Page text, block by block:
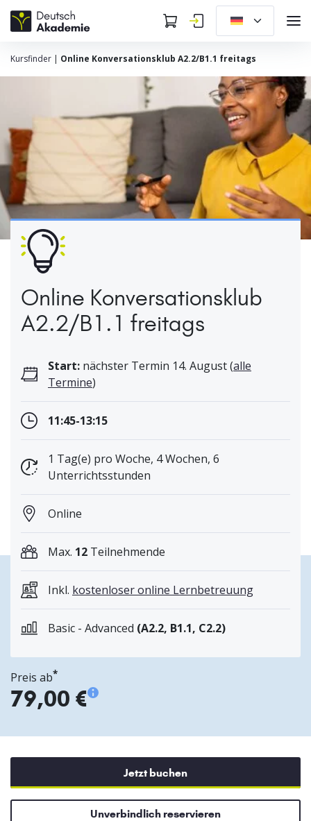
Kursfinder | Online Konversationsklub A2.2/B1.1 freitags
Online Konversationsklub
A2.2/B1.1 freitags
Start: nächster Termin 14. August (alle
Termine)
11:45-13:15
1 Tag(e) pro Woche, 4 Wochen, 6
Unterrichtsstunden
Online
Max. 12 Teilnehmende
Inkl. kostenloser online Lernbetreuung
Basic - Advanced (A2.2, B1.1, C2.2)
Preis ab*
79,00 €
Jetzt buchen
Unverbindlich reservieren